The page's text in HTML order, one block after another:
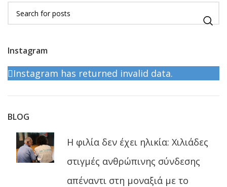
Instagram
Instagram has returned invalid data.
BLOG
Η φιλία δεν έχει ηλικία: Χιλιάδες
στιγμές ανθρώπινης σύνδεσης
απέναντι στη μοναξιά με το